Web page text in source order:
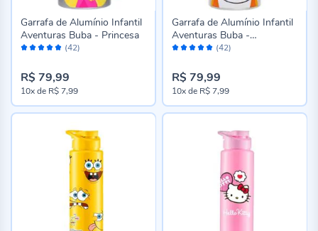
Avaliação: (42)
Garrafa de Alumínio Infantil
Aventuras Buba - Princesa
R$ 79,99
10xde R$ 7,99
Avaliação: (42)
Garrafa de Alumínio Infantil
Aventuras Buba -
Astronauta
R$ 79,99
10xde R$ 7,99